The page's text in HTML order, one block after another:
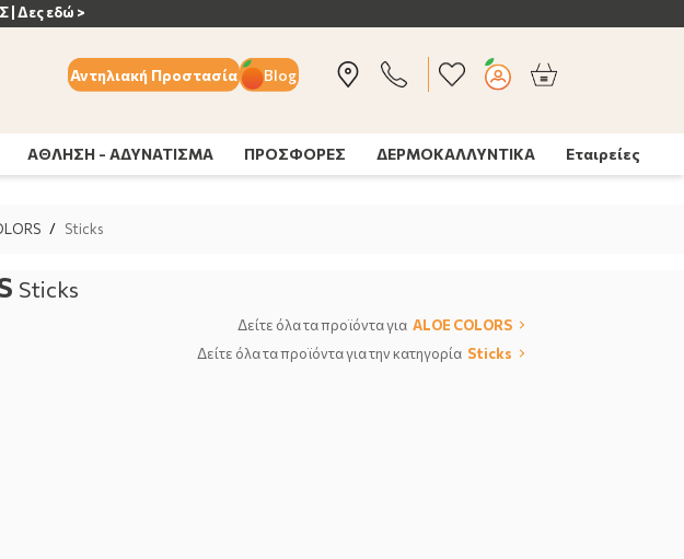
| Δες εδώ >
Αντηλιακή Προστασία Blog
ΑΘΛΗΣΗ - ΑΔΥΝΑΤΙΣΜΑ ΠΡΟΣΦΟΡΕΣ ΔΕΡΜΟΚΑΛΛΥΝΤΙΚΑ Εταιρείες
/ Sticks
Sticks
Δείτε όλα τα προϊόντα για ALOE COLORS
Δείτε όλα τα προϊόντα για την κατηγορία Sticks